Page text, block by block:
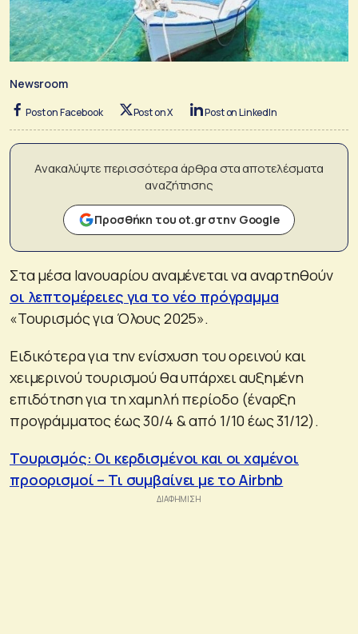
Newsroom
Post on Facebook Post on X Post on LinkedIn
Ανακαλύψτε περισσότερα άρθρα στα αποτελέσματα
αναζήτησης
Προσθήκη του ot.gr στην Google
Στα μέσα Ιανουαρίου αναμένεται να αναρτηθούν
οι λεπτομέρειες για το νέο πρόγραμμα
«Τουρισμός για Όλους 2025».
Ειδικότερα για την ενίσχυση του ορεινού και
χειμερινού τουρισμού θα υπάρχει αυξημένη
επιδότηση για τη χαμηλή περίοδο (έναρξη
προγράμματος έως 30/4 & από 1/10 έως 31/12).
Τουρισμός: Οι κερδισμένοι και οι χαμένοι
προορισμοί – Τι συμβαίνει με το Airbnb